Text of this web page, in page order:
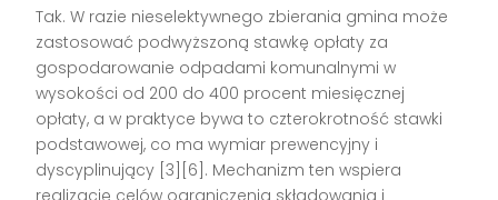
Tak. W razie nieselektywnego zbierania gmina może
zastosować podwyższoną stawkę opłaty za
gospodarowanie odpadami komunalnymi w
wysokości od 200 do 400 procent miesięcznej
opłaty, a w praktyce bywa to czterokrotność stawki
podstawowej, co ma wymiar prewencyjny i
dyscyplinujący [3][6]. Mechanizm ten wspiera